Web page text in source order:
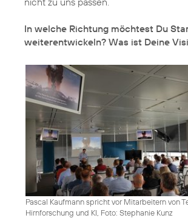
In welche Richtung möchtest Du
weiterentwickeln? Was ist Deine
Pascal Kaufmann spricht vor Mitarbeitern von
Hirnforschung und KI, Foto: Stephanie Kunz